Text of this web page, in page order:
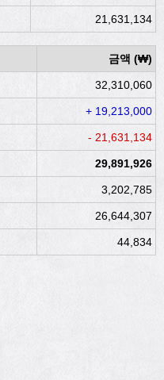
21,631,134
금액 (₩)
32,310,060
+ 19,213,000
- 21,631,134
29,891,926
3,202,785
26,644,307
44,834